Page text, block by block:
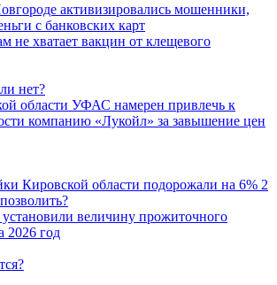
активизировались мошенники,
с банковских карт
нет?
2